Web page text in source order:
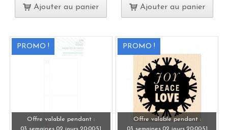
Ajouter au panier Ajouter au panier
PROMO !
Offre valable pendant :
PROMO !
Offre valable pendant :